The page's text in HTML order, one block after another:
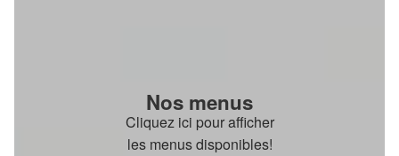
Nos menus
Cliquez ici pour afficher
les menus disponibles!